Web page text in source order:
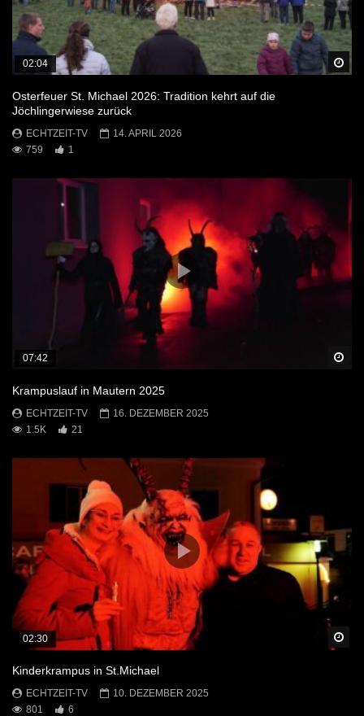
02:04
Osterfeuer St. Michael 2026: Tradition kehrt auf die
Jöchlingerwiese zurück
ECHTZEIT-TV
14. APRIL 2026
759
1
07:42
Krampuslauf in Mautern 2025
ECHTZEIT-TV
16. DEZEMBER 2025
1.5K
21
02:30
Kinderkrampus in St.Michael
ECHTZEIT-TV
10. DEZEMBER 2025
801
6